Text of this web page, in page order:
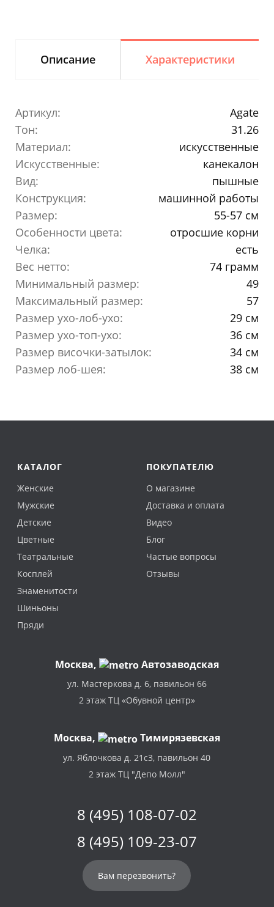
Описание Характеристики
Артикул:
Agate
Тон:
31.26
Материал:
искусственные
Искусственные:
канекалон
Вид:
пышные
Конструкция:
машинной работы
Размер:
55-57 см
Особенности цвета:
отросшие корни
Челка:
есть
Вес нетто:
74 грамм
Минимальный размер:
49
Максимальный размер:
57
Размер ухо-лоб-ухо:
29 см
Размер ухо-топ-ухо:
36 см
Размер височки-затылок:
34 см
Размер лоб-шея:
38 см
КАТАЛОГ
Женские
Мужские
Детские
Цветные
Театральные
Косплей
Знаменитости
Шиньоны
Пряди
ПОКУПАТЕЛЮ
О магазине
Доставка и оплата
Видео
Блог
Частые вопросы
Отзывы
Москва, Автозаводская
ул. Мастеркова д. 6, павильон 66
2 этаж ТЦ «Обувной центр»
Москва, Тимирязевская
ул. Яблочкова д. 21с3, павильон 40
2 этаж ТЦ "Депо Молл"
8 (495) 108-07-02
8 (495) 109-23-07
Вам перезвонить?